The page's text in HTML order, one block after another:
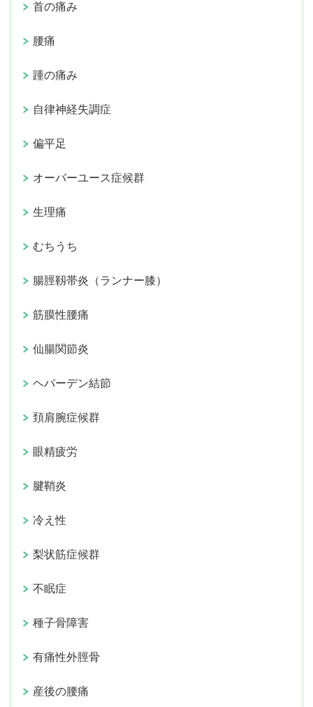
首の痛み
腰痛
踵の痛み
自律神経失調症
偏平足
オーバーユース症候群
生理痛
むちうち
腸脛靱帯炎（ランナー膝）
筋膜性腰痛
仙腸関節炎
ヘバーデン結節
頚肩腕症候群
眼精疲労
腱鞘炎
冷え性
梨状筋症候群
不眠症
種子骨障害
有痛性外脛骨
産後の腰痛